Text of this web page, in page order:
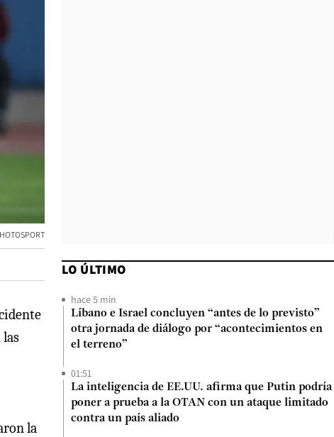
las
la
LO ÚLTIMO
hace 5 min
Líbano e Israel concluyen “antes de lo previsto”
otra jornada de diálogo por “acontecimientos en
el terreno”
01:51
La inteligencia de EE.UU. afirma que Putin podría
poner a prueba a la OTAN con un ataque limitado
contra un país aliado